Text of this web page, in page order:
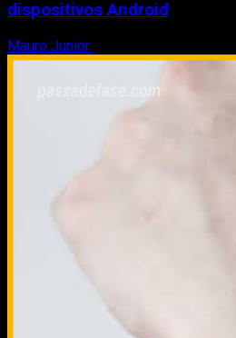
dispositivos Android
Mauro Junior